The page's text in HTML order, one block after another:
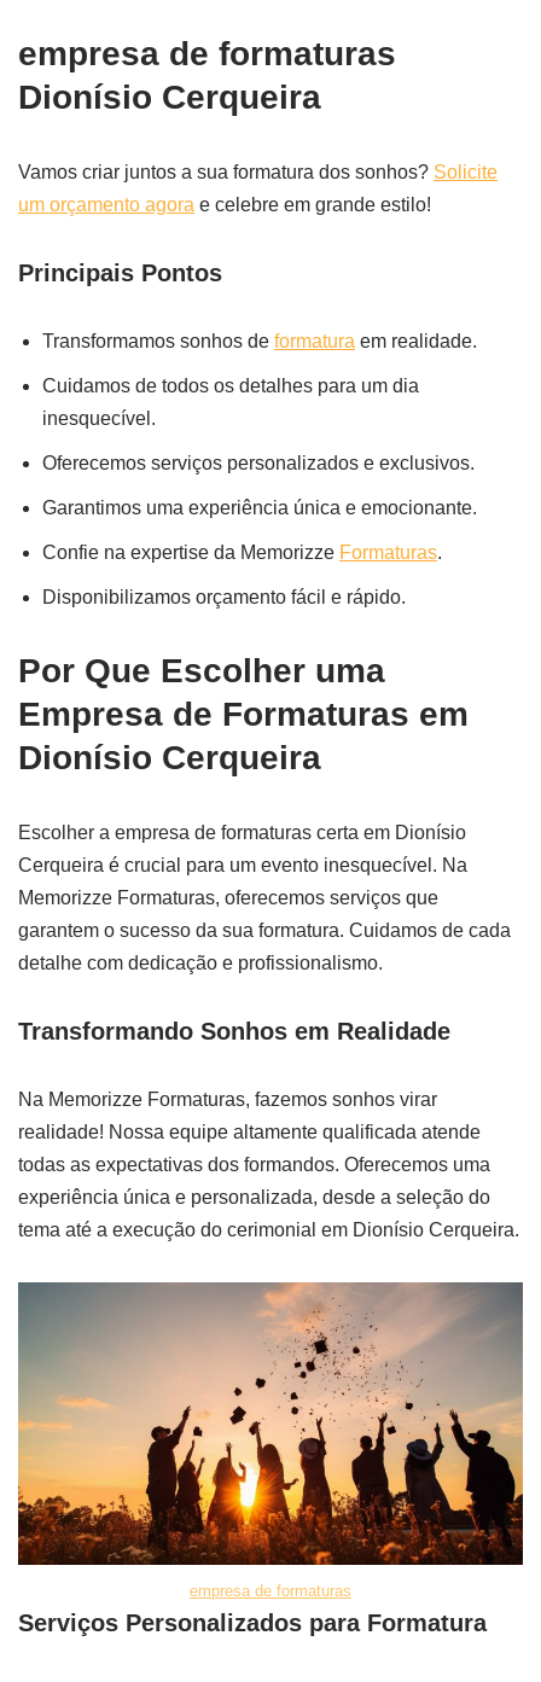
empresa de formaturas
Dionísio Cerqueira
Vamos criar juntos a sua formatura dos sonhos? Solicite
um orçamento agora e celebre em grande estilo!
Principais Pontos
Transformamos sonhos de formatura em realidade.
Cuidamos de todos os detalhes para um dia
inesquecível.
Oferecemos serviços personalizados e exclusivos.
Garantimos uma experiência única e emocionante.
Confie na expertise da Memorizze Formaturas.
Disponibilizamos orçamento fácil e rápido.
Por Que Escolher uma
Empresa de Formaturas em
Dionísio Cerqueira
Escolher a empresa de formaturas certa em Dionísio
Cerqueira é crucial para um evento inesquecível. Na
Memorizze Formaturas, oferecemos serviços que
garantem o sucesso da sua formatura. Cuidamos de cada
detalhe com dedicação e profissionalismo.
Transformando Sonhos em Realidade
Na Memorizze Formaturas, fazemos sonhos virar
realidade! Nossa equipe altamente qualificada atende
todas as expectativas dos formandos. Oferecemos uma
experiência única e personalizada, desde a seleção do
tema até a execução do cerimonial em Dionísio Cerqueira.
empresa de formaturas
Serviços Personalizados para Formatura